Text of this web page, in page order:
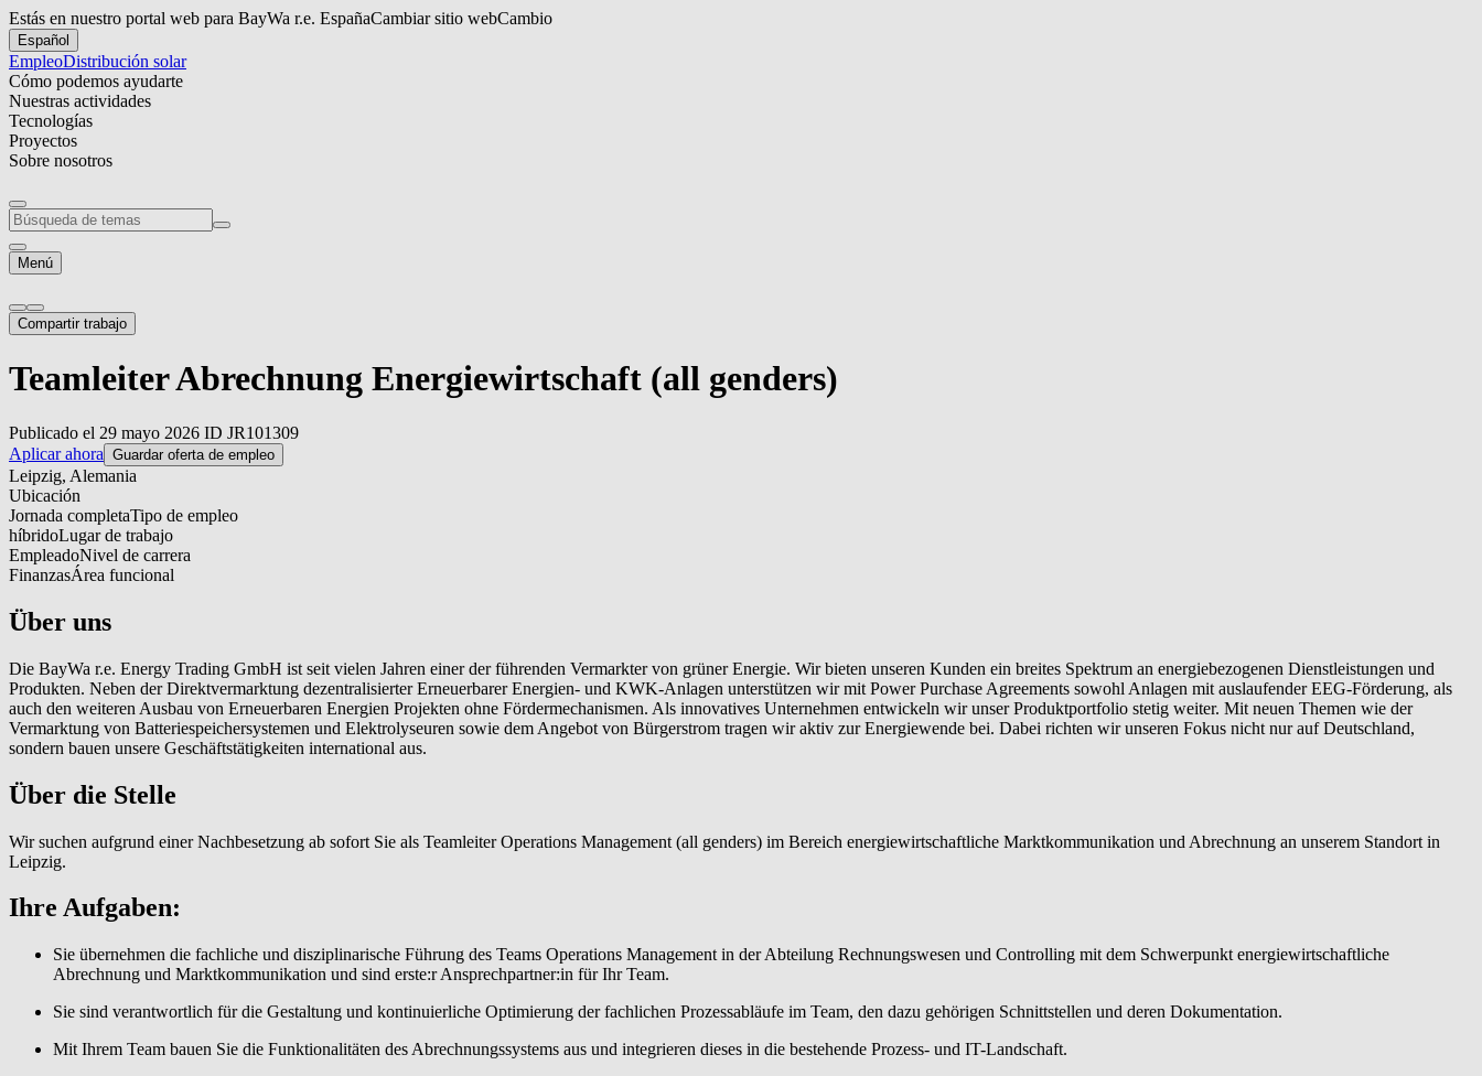
Estás en nuestro portal web para BayWa r.e. EspañaCambiar sitio webCambio
Español
EmpleoDistribución solar
Cómo podemos ayudarte
Nuestras actividades
Tecnologías
Proyectos
Sobre nosotros
Menú
Compartir trabajo
Teamleiter Abrechnung Energiewirtschaft (all genders)
Publicado el 29 mayo 2026 ID JR101309
Aplicar ahora Guardar oferta de empleo
Leipzig, Alemania
Ubicación
Jornada completaTipo de empleo
híbridoLugar de trabajo
EmpleadoNivel de carrera
FinanzasÁrea funcional
Über uns
Die BayWa r.e. Energy Trading GmbH ist seit vielen Jahren einer der führenden Vermarkter von grüner Energie. Wir bieten unseren Kunden ein breites Spektrum an energiebezogenen Dienstleistungen und
Produkten. Neben der Direktvermarktung dezentralisierter Erneuerbarer Energien- und KWK-Anlagen unterstützen wir mit Power Purchase Agreements sowohl Anlagen mit auslaufender EEG-Förderung, als
auch den weiteren Ausbau von Erneuerbaren Energien Projekten ohne Fördermechanismen. Als innovatives Unternehmen entwickeln wir unser Produktportfolio stetig weiter. Mit neuen Themen wie der
Vermarktung von Batteriespeichersystemen und Elektrolyseuren sowie dem Angebot von Bürgerstrom tragen wir aktiv zur Energiewende bei. Dabei richten wir unseren Fokus nicht nur auf Deutschland,
sondern bauen unsere Geschäftstätigkeiten international aus.
Über die Stelle
Wir suchen aufgrund einer Nachbesetzung ab sofort Sie als Teamleiter Operations Management (all genders) im Bereich energiewirtschaftliche Marktkommunikation und Abrechnung an unserem Standort in
Leipzig.
Ihre Aufgaben:
Sie übernehmen die fachliche und disziplinarische Führung des Teams Operations Management in der Abteilung Rechnungswesen und Controlling mit dem Schwerpunkt energiewirtschaftliche
Abrechnung und Marktkommunikation und sind erste:r Ansprechpartner:in für Ihr Team.
Sie sind verantwortlich für die Gestaltung und kontinuierliche Optimierung der fachlichen Prozessabläufe im Team, den dazu gehörigen Schnittstellen und deren Dokumentation.
Mit Ihrem Team bauen Sie die Funktionalitäten des Abrechnungssystems aus und integrieren dieses in die bestehende Prozess- und IT-Landschaft.